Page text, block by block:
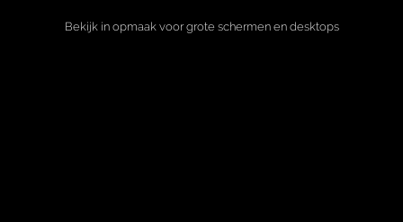
Bekijk in opmaak voor grote schermen en desktops